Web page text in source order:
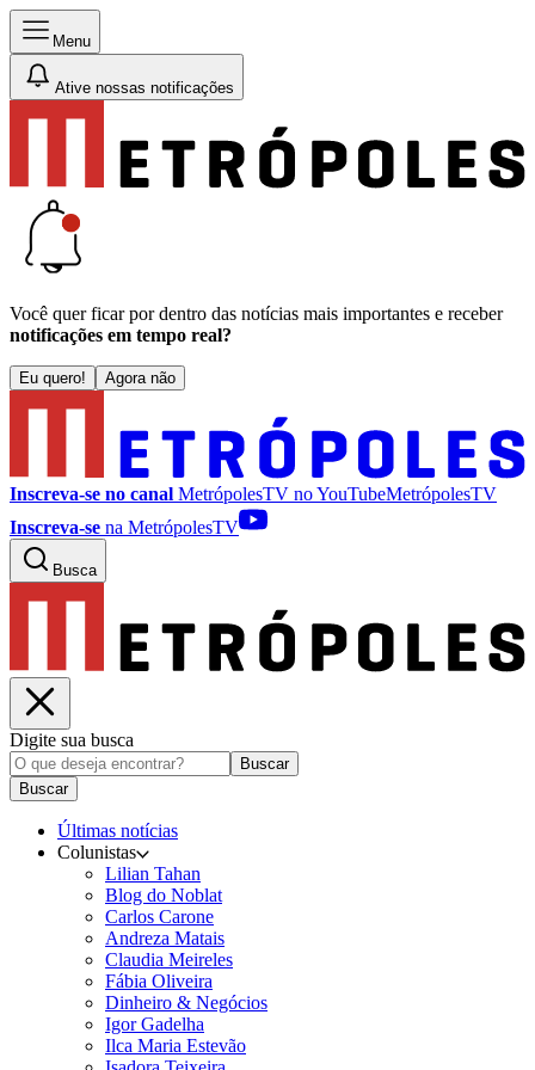
Menu
Ative nossas notificações
Você quer ficar por dentro das notícias mais importantes e receber
notificações em tempo real?
Eu quero! Agora não
Inscreva-se no canal MetrópolesTV noYouTubeMetrópolesTV
Inscreva-se na MetrópolesTV
Busca
Digite sua busca
Buscar
Buscar
Últimas notícias
Colunistas
Lilian Tahan
Blog do Noblat
Carlos Carone
Andreza Matais
Claudia Meireles
Fábia Oliveira
Dinheiro & Negócios
Igor Gadelha
Ilca Maria Estevão